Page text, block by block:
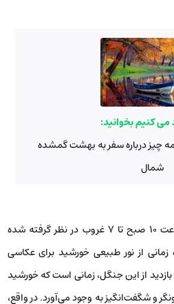
می کنیم بخوانید:
چیز درباره سفر به بهشت گمشده
شمال
ساعت بازدید از این جنگل از ساعت ۱۰ صبح تا ۷ غروب در نظر گرفته شده
از نور طبیعی خورشید برای عکاسی
از این جنگل، زمانی است که خورشید
و شگفت‌انگیز به وجود می‌آورد. در واقع،